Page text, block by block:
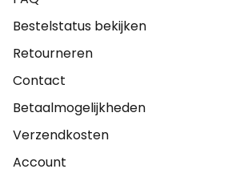
Bestelstatus bekijken
Retourneren
Contact
Betaalmogelijkheden
Verzendkosten
Account